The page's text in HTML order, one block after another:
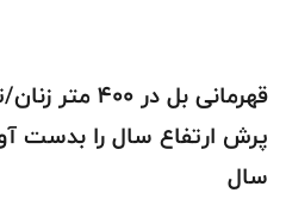
قهرمانی بل
پرش ارتفاع سال را بدست
سال